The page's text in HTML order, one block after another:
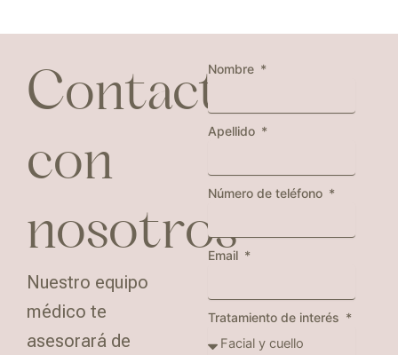
Contacta
con
nosotros
Nuestro equipo
médico te
asesorará de
Nombre
Apellido
Número de teléfono
Email
Tratamiento de interés